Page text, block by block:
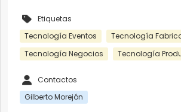
Etiquetas
Tecnología Eventos
Tecnología
Tecnología Negocios
Tecnología
Contactos
Gilberto Morejón